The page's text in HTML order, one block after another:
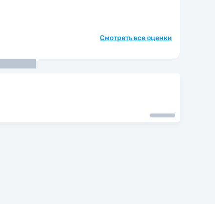
Смотреть все оценки